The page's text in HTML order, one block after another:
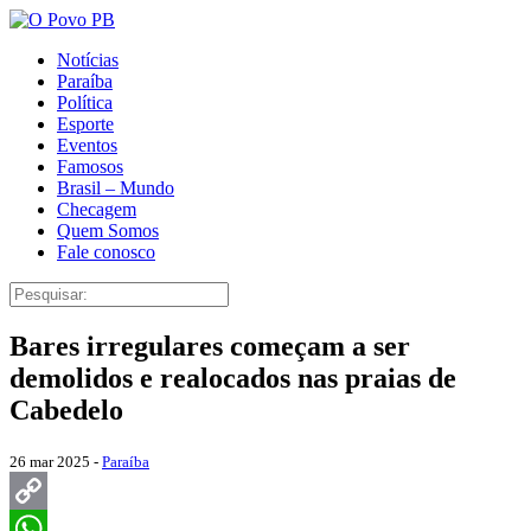
Notícias
Paraíba
Política
Esporte
Eventos
Famosos
Brasil – Mundo
Checagem
Quem Somos
Fale conosco
Bares irregulares começam a ser
demolidos e realocados nas praias de
Cabedelo
26 mar 2025 - Paraíba